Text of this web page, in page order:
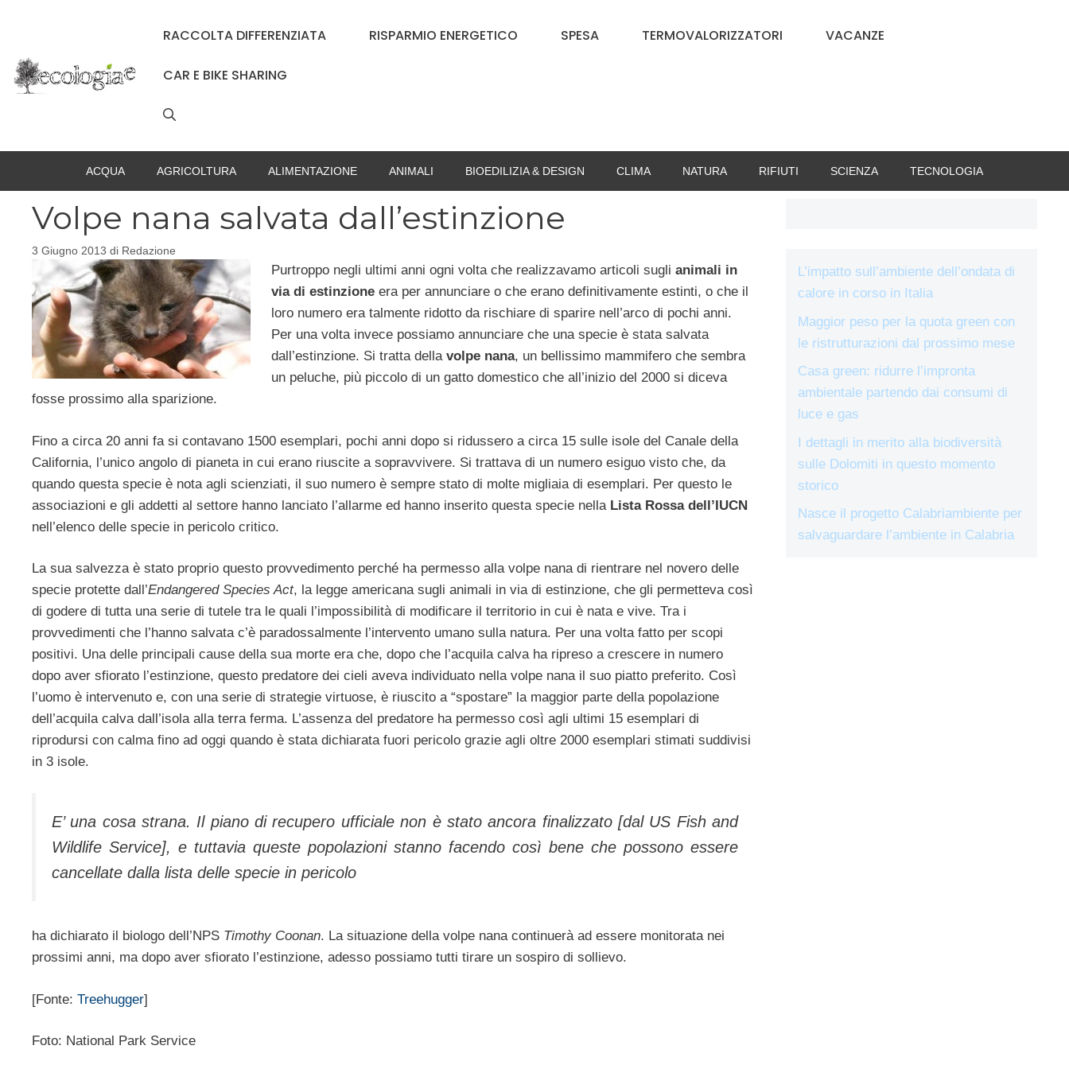
RACCOLTA DIFFERENZIATA RISPARMIO ENERGETICO SPESA TERMOVALORIZZATORI VACANZE
CAR E BIKE SHARING
ACQUA AGRICOLTURA ALIMENTAZIONE ANIMALI BIOEDILIZIA & DESIGN CLIMA NATURA RIFIUTI SCIENZA TECNOLOGIA
Volpe nana salvata dall’estinzione
3 Giugno 2013 di Redazione
Purtroppo negli ultimi anni ogni volta che realizzavamo articoli sugli animali in
via di estinzioneera per annunciare o che erano definitivamente estinti, o che il
loro numero era talmente ridotto da rischiare di sparire nell’arco di pochi anni.
Per una volta invece possiamo annunciare che una specie è stata salvata
dall’estinzione. Si tratta della volpe nana, un bellissimo mammifero che sembra
un peluche, più piccolo di un gatto domestico che all’inizio del 2000 si diceva
fosse prossimo alla sparizione.
Fino a circa 20 anni fa si contavano 1500 esemplari, pochi anni dopo si ridussero a circa 15 sulle isole del Canale della
California, l’unico angolo di pianeta in cui erano riuscite a sopravvivere. Si trattava di un numero esiguo visto che, da
quando questa specie è nota agli scienziati, il suo numero è sempre stato di molte migliaia di esemplari. Per questo le
associazioni e gli addetti al settore hanno lanciato l’allarme ed hanno inserito questa specie nella Lista Rossa dell’IUCN
nell’elenco delle specie in pericolo critico.
La sua salvezza è stato proprio questo provvedimento perché ha permesso alla volpe nana di rientrare nel novero delle
specie protette dall’Endangered Species Act, la legge americana sugli animali in via di estinzione, che gli permetteva così
di godere di tutta una serie di tutele tra le quali l’impossibilità di modificare il territorio in cui è nata e vive. Tra i
provvedimenti che l’hanno salvata c’è paradossalmente l’intervento umano sulla natura. Per una volta fatto per scopi
positivi. Una delle principali cause della sua morte era che, dopo che l’acquila calva ha ripreso a crescere in numero
dopo aver sfiorato l’estinzione, questo predatore dei cieli aveva individuato nella volpe nana il suo piatto preferito. Così
l’uomo è intervenuto e, con una serie di strategie virtuose, è riuscito a “spostare” la maggior parte della popolazione
dell’acquila calva dall’isola alla terra ferma. L’assenza del predatore ha permesso così agli ultimi 15 esemplari di
riprodursi con calma fino ad oggi quando è stata dichiarata fuori pericolo grazie agli oltre 2000 esemplari stimati suddivisi
in 3 isole.
E’ una cosa strana. Il piano di recupero ufficiale non è stato ancora finalizzato [dal US Fish and
Wildlife Service], e tuttavia queste popolazioni stanno facendo così bene che possono essere
cancellate dalla lista delle specie in pericolo
ha dichiarato il biologo dell’NPS Timothy Coonan. La situazione della volpe nana continuerà ad essere monitorata nei
prossimi anni, ma dopo aver sfiorato l’estinzione, adesso possiamo tutti tirare un sospiro di sollievo.
[Fonte: Treehugger]
Foto: National Park Service
L’impatto sull’ambiente dell’ondata di
calore in corso in Italia
Maggior peso per la quota green con
le ristrutturazioni dal prossimo mese
Casa green: ridurre l’impronta
ambientale partendo dai consumi di
luce e gas
I dettagli in merito alla biodiversità
sulle Dolomiti in questo momento
storico
Nasce il progetto Calabriambiente per
salvaguardare l’ambiente in Calabria